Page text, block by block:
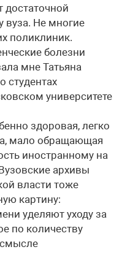
достаточной
вуза. Не многие
поликлиник.
болезни
мне Татьяна
студентах
университете
здоровая, легко
мало обращающая
иностранному на
архивы
власти тоже
картину:
уделяют уходу за
по количеству